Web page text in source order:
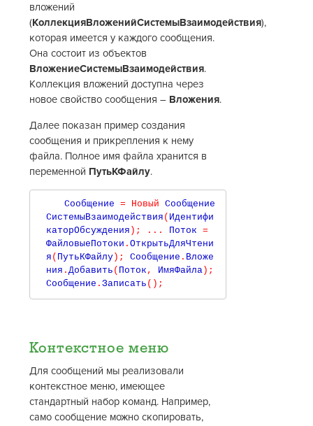
вложений
(КоллекцияВложенийСистемыВзаимодействия),
которая имеется у каждого сообщения.
Она состоит из объектов
ВложениеСистемыВзаимодействия.
Коллекция вложений доступна через
новое свойство сообщения – Вложения.
Далее показан пример создания
сообщения и прикрепления к нему
файла. Полное имя файла хранится в
переменной ПутьКФайлу.
Сообщение = Новый Сообщение
СистемыВзаимодействия ( Идентифи
каторОбсуждения ) ; ... Поток =
ФайловыеПотоки .ОткрытьДляЧтени
я ( ПутьКФайлу ) ; Сообщение . Вложе
ния .Добавить ( Поток , ИмяФайла ) ;
Сообщение .Записать () ;
Контекстное меню
Для сообщений мы реализовали
контекстное меню, имеющее
стандартный набор команд. Например,
само сообщение можно скопировать,